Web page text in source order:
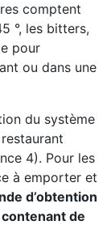
comptent
°, les bitters,
pour
ou dans une
du système
4). Pour les
à emporter et
d’obtention
de